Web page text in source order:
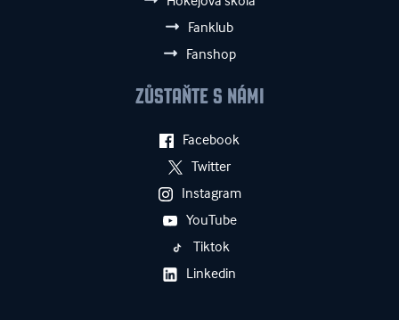
Fanklub
Fanshop
ZŮSTAŇTE S NÁMI
Facebook
Twitter
Instagram
YouTube
Tiktok
Linkedin